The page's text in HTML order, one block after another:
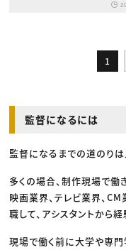
1
監督になるには
監督になるまでの道のりは
多くの場合、制作現場で働
映画業界、テレビ業界、
職して、アシスタントから
現場で働く前に大学や専門